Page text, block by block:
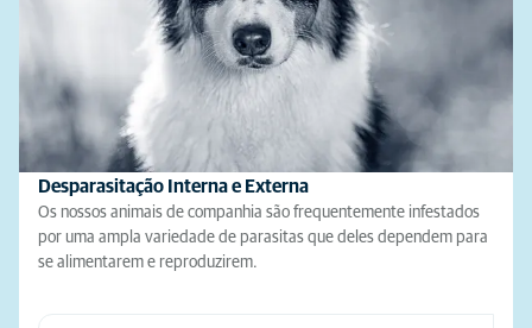
Desparasitação Interna e Externa
Os nossos animais de companhia são frequentemente infestados
por uma ampla variedade de parasitas que deles dependem para
se alimentarem e reproduzirem.